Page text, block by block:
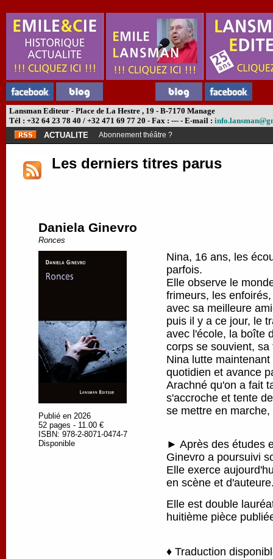
Lansman Editeur - Place de La Hestre , 19 - B-7170 Manage
Tél : +32 64 23 78 40 / +32 471 69 77 20 - Fax : --- - E-mail :
ACTUALITE
Abonnement théâtre ?
Les derniers titres parus
Daniela Ginevro
Ronces
Publié en 2026
52 pages - 11.00 €
ISBN: 978-2-8071-0474-7
Disponible
Nina, 16 ans, les
parfois.
Elle observe le
frimeurs, les
avec sa meilleure
puis il y a ce jour, le
avec l'école, la boîte
corps se souvient,
Nina lutte
quotidien et avance
Arachné qu'on a fait
s'accroche et tente
se mettre en
► Après des études
Ginevro a poursuivi
Elle exerce
en scène et
Elle est double
huitième pièce
♦ Traduction